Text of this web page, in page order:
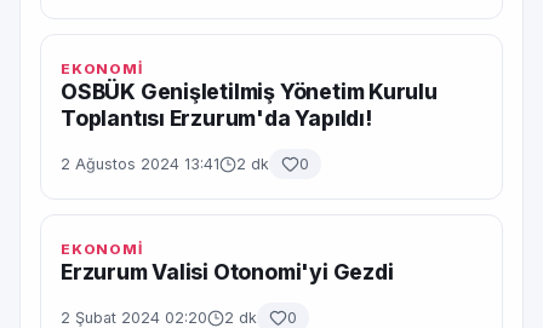
EKONOMİ
OSBÜK Genişletilmiş Yönetim Kurulu
Toplantısı Erzurum'da Yapıldı!
2 Ağustos 2024 13:41 2 dk 0
EKONOMİ
Erzurum Valisi Otonomi'yi Gezdi
2 Şubat 2024 02:20 2 dk 0